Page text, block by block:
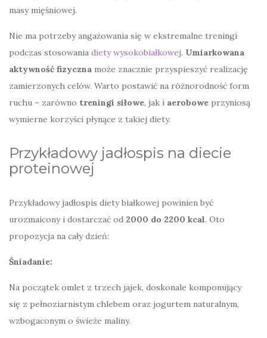
masy mięśniowej.
Nie ma potrzeby angażowania się w ekstremalne treningi
podczas stosowania diety wysokobiałkowej. Umiarkowana
aktywność fizyczna może znacznie przyspieszyć realizację
zamierzonych celów. Warto postawić na różnorodność form
ruchu – zarówno treningi siłowe, jak i aerobowe przyniosą
wymierne korzyści płynące z takiej diety.
Przykładowy jadłospis na diecie
proteinowej
Przykładowy jadłospis diety białkowej powinien być
urozmaicony i dostarczać od 2000 do 2200 kcal. Oto
propozycja na cały dzień:
Śniadanie:
Na początek omlet z trzech jajek, doskonale komponujący
się z pełnoziarnistym chlebem oraz jogurtem naturalnym,
wzbogaconym o świeże maliny.